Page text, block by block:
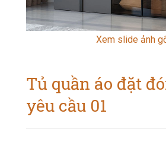
Xem slide ảnh
Tủ quần áo đặt
yêu cầu 01